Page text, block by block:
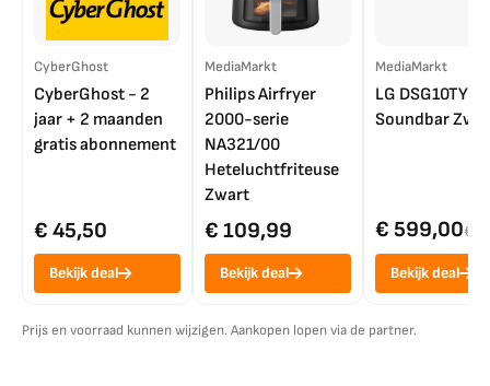
CyberGhost
CyberGhost - 2
jaar + 2 maanden
gratis abonnement
€ 45,50
Bekijk deal
MediaMarkt
Philips Airfryer
2000-serie
NA321/00
Heteluchtfriteuse
Zwart
€ 109,99
Bekijk deal
MediaMarkt
LG DSG10TY
Soundbar
€ 599,00€
Bekijk deal
Prijs en voorraad kunnen wijzigen. Aankopen lopen via de partner.